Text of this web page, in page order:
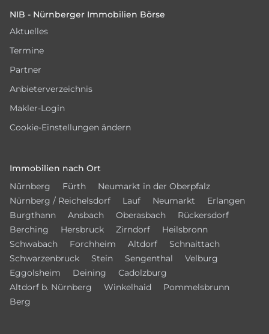
NIB - Nürnberger Immobilien Börse
Aktuelles
Termine
Partner
Anbieterverzeichnis
Makler-Login
Cookie-Einstellungen ändern
Immobilien nach Ort
Nürnberg
Fürth
Neumarkt in der Oberpfalz
Nürnberg / Reichelsdorf
Lauf Neumarkt
Erlangen
Burgthann
Ansbach Oberasbach
Rückersdorf
Berching
Hersbruck Zirndorf
Heilsbronn
Schwabach
Forchheim Altdorf
Schnaittach
Schwarzenbruck
Stein Sengenthal
Velburg
Eggolsheim
Deining
Cadolzburg
Altdorf b. Nürnberg
Winkelhaid
Pommelsbrunn
Berg